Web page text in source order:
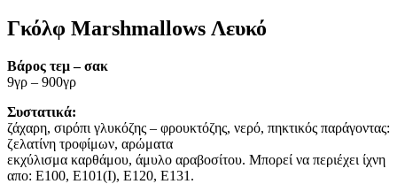
Γκόλφ Marshmallows Λευκό
Βάρος τεμ – σακ
9γρ – 900γρ
Συστατικά:
ζάχαρη, σιρόπι γλυκόζης – φρουκτόζης, νερό, πηκτικός παράγοντας:
ζελατίνη τροφίμων, αρώματα
εκχύλισμα καρθάμου, άμυλο αραβοσίτου. Μπορεί να περιέχει ίχνη
απο: E100, E101(I), E120, E131.